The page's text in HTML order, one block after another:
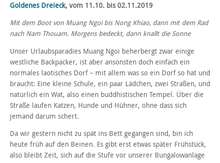
Goldenes Dreieck, vom 11.10. bis 02.11.2019
Mit dem Boot von Muang Ngoi bis Nong Khiao, dann mit dem Rad
nach Nam Thouam. Morgens bedeckt, dann knallt die Sonne
Unser Urlaubsparadies Muang Ngoi beherbergt zwar einige
westliche Backpacker, ist aber ansonsten doch einfach ein
normales laotisches Dorf – mit allem was so ein Dorf so hat und
braucht: Eine kleine Schule, ein paar Lädchen, zwei Straßen, und
natürlich ein Wat, also einen buddhistischen Tempel. Über die
Straße laufen Katzen, Hunde und Hühner, ohne dass sich
jemand darum schert.
Da wir gestern nicht zu spät ins Bett gegangen sind, bin ich
heute früh auf den Beinen. Es gibt erst etwas später Frühstück,
also bleibt Zeit, sich auf die Stufe vor unserer Bungalowanlage